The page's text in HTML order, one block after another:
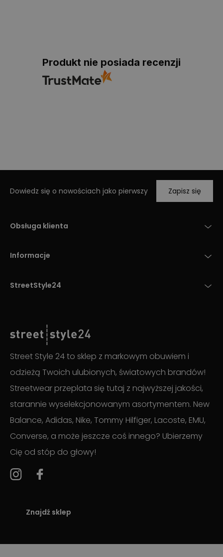
Produkt nie posiada recenzji
Dowiedz się o nowościach jako pierwszy Zapisz się
Obsługa klienta
Informacje
StreetStyle24
Street Style 24 to sklep z markowym obuwiem i
odzieżą Twoich ulubionych, światowych brandów!
Streetwear przeplata się tutaj z najwyższej jakości,
starannie wyselekcjonowanym asortymentem. New
Balance, Adidas, Nike, Tommy Hilfiger, Lacoste, EMU,
Converse, a może jeszcze coś innego? Ubierzemy
Cię od stóp do głowy!
Znajdź sklep